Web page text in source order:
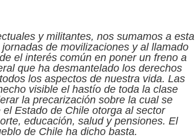
y militantes, nos sumamos a esta
de movilizaciones y al llamado
el interés común en poner un freno a
que ha desmantelado los derechos
los aspectos de nuestra vida. Las
visible el hastío de toda la clase
la precarización sobre la cual se
Estado de Chile otorga al sector
educación, salud y pensiones. El
de Chile ha dicho basta.